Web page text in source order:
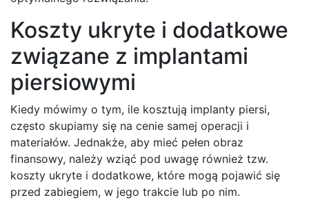
Koszty ukryte i dodatkowe
związane z implantami
piersiowymi
Kiedy mówimy o tym, ile kosztują implanty piersi,
często skupiamy się na cenie samej operacji i
materiałów. Jednakże, aby mieć pełen obraz
finansowy, należy wziąć pod uwagę również tzw.
koszty ukryte i dodatkowe, które mogą pojawić się
przed zabiegiem, w jego trakcie lub po nim.